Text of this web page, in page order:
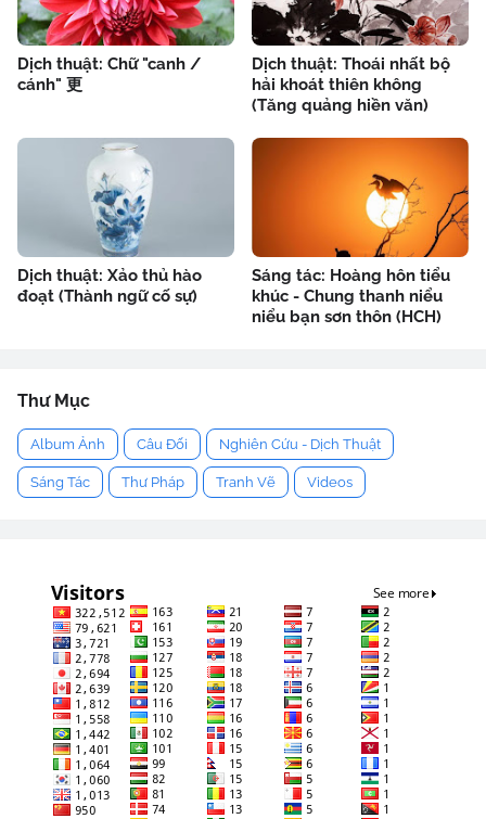
Dịch thuật: Chữ "canh /
cánh" 更
Dịch thuật: Thoái nhất bộ
hải khoát thiên không
(Tăng quảng hiền văn)
Dịch thuật: Xảo thủ hào
đoạt (Thành ngữ cố sự)
Sáng tác: Hoàng hôn tiểu
khúc - Chung thanh niểu
niểu bạn sơn thôn (HCH)
Thư Mục
Album Ảnh Câu Đối Nghiên Cứu - Dịch Thuật
Sáng Tác Thư Pháp Tranh Vẽ Videos